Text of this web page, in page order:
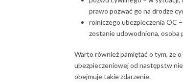
prawo pozwać go na drodze
rolniczego ubezpieczenia OC
zostanie udowodniona, osoba
Warto również pamiętać o tym, że o
ubezpieczeniowej od następstw
obejmuje takie zdarzenie.